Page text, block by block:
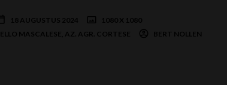
18 AUGUSTUS 2024
1080 X 1080
MASCALESE, AZ. AGR. CORTESE
BERT NOLLEN